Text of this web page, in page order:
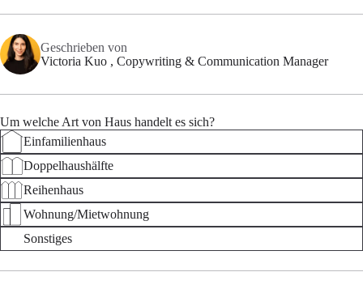
Geschrieben von
Victoria Kuo , Copywriting & Communication Manager
Um welche Art von Haus handelt es sich?
Einfamilienhaus
Doppelhaushälfte
Reihenhaus
Wohnung/Mietwohnung
Sonstiges